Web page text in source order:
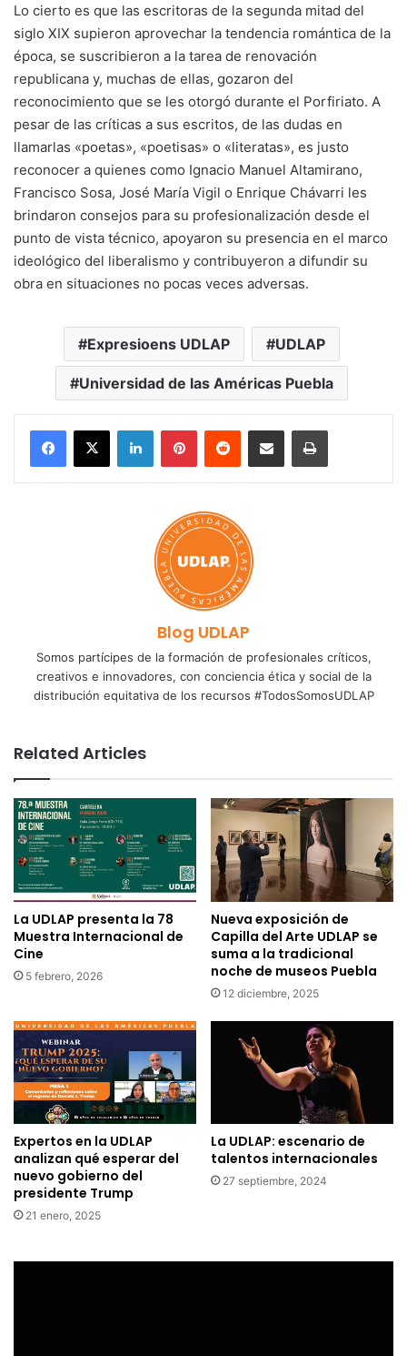
Lo cierto es que las escritoras de la segunda mitad del
siglo XIX supieron aprovechar la tendencia romántica de la
época, se suscribieron a la tarea de renovación
republicana y, muchas de ellas, gozaron del
reconocimiento que se les otorgó durante el Porfiriato. A
pesar de las críticas a sus escritos, de las dudas en
llamarlas «poetas», «poetisas» o «literatas», es justo
reconocer a quienes como Ignacio Manuel Altamirano,
Francisco Sosa, José María Vigil o Enrique Chávarri les
brindaron consejos para su profesionalización desde el
punto de vista técnico, apoyaron su presencia en el marco
ideológico del liberalismo y contribuyeron a difundir su
obra en situaciones no pocas veces adversas.
Expresioens UDLAP UDLAP
Universidad de las Américas Puebla
LinkedInPinterestReddit Share via Email Print
Blog UDLAP
Somos partícipes de la formación de profesionales críticos,
creativos e innovadores, con conciencia ética y social de la
distribución equitativa de los recursos #TodosSomosUDLAP
Related Articles
La UDLAP presenta la 78
Muestra Internacional de
Cine
5 febrero, 2026
Nueva exposición de
Capilla del Arte UDLAP se
suma a la tradicional
noche de museos Puebla
12 diciembre, 2025
Expertos en la UDLAP
analizan qué esperar del
nuevo gobierno del
presidente Trump
21 enero, 2025
La UDLAP: escenario de
talentos internacionales
27 septiembre, 2024